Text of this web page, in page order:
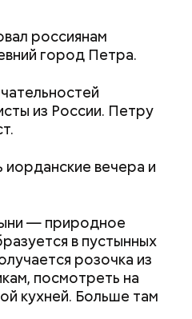
россиянам
город Петра.
из России. Петру
вечера и
— природное
в пустынных
розочка из
посмотреть на
кухней. Больше там
пары видятся со
в видеоигры и
пока это